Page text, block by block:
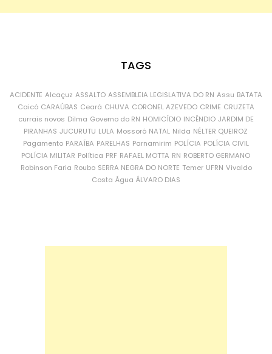
TAGS
ACIDENTE Alcaçuz ASSALTO ASSEMBLEIA LEGISLATIVA DO RN Assu BATATA
Caicó CARAÚBAS Ceará CHUVA CORONEL AZEVEDO CRIME CRUZETA
currais novos Dilma Governo do RN HOMICÍDIO INCÊNDIO JARDIM DE
PIRANHAS JUCURUTU LULA Mossoró NATAL Nilda NÉLTER QUEIROZ
Pagamento PARAÍBA PARELHAS Parnamirim POLÍCIA POLÍCIA CIVIL
POLÍCIA MILITAR Política PRF RAFAEL MOTTA RN ROBERTO GERMANO
Robinson Faria Roubo SERRA NEGRA DO NORTE Temer UFRN Vivaldo
Costa Água ÁLVARO DIAS